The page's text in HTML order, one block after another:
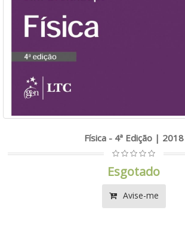
Física - 4ª Edição | 2018
Esgotado
Avise-me